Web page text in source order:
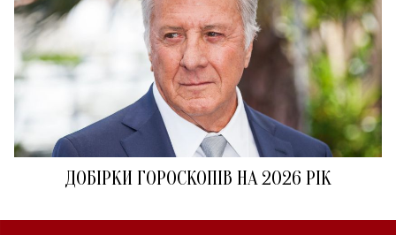
ДОБІРКИ ГОРОСКОПІВ НА 2026 РІК